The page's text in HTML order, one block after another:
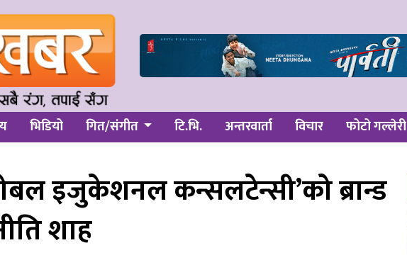
भिडियो गित/संगीत टि.भि. अन्तरवार्ता विचार फोटो गल्लेरी
इजुकेशनल कन्सलटेन्सी’को ब्रान्ड
शाह